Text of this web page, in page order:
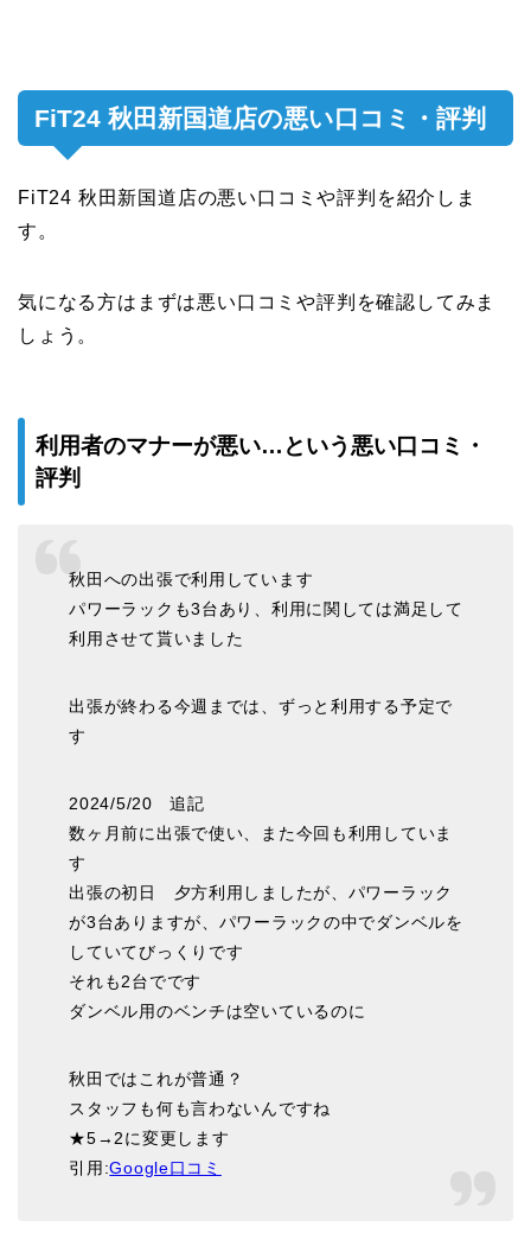
FiT24 秋田新国道店の悪い口コミ・評判
FiT24 秋田新国道店の悪い口コミや評判を紹介しま
す。
気になる方はまずは悪い口コミや評判を確認してみま
しょう。
利用者のマナーが悪い…という悪い口コミ・
評判
秋田への出張で利用しています
パワーラックも3台あり、利用に関しては満足して
利用させて貰いました
出張が終わる今週までは、ずっと利用する予定で
す
2024/5/20 追記
数ヶ月前に出張で使い、また今回も利用していま
す
出張の初日 夕方利用しましたが、パワーラック
が3台ありますが、パワーラックの中でダンベルを
していてびっくりです
それも2台でです
ダンベル用のベンチは空いているのに
秋田ではこれが普通？
スタッフも何も言わないんですね
★5→2に変更します
引用:Google口コミ